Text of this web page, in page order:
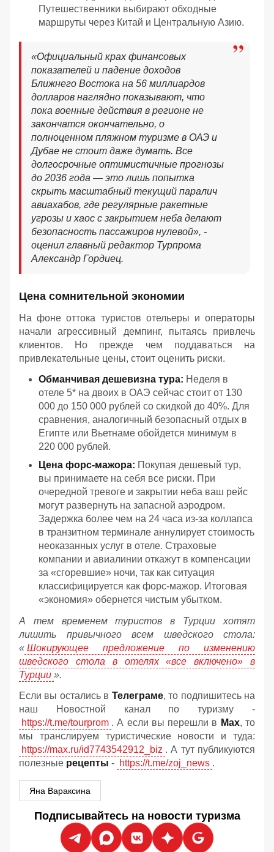
Путешественники выбирают обходные
маршруты через Китай и Центральную Азию.
«Официальный крах финансовых
показателей и падение доходов
Ближнего Востока на 56 миллиардов
долларов наглядно показывают, что
пока военные действия в регионе не
закончатся окончательно, о
полноценном пляжном туризме в ОАЭ и
Дубае не стоит даже думать. Все
долгосрочные оптимистичные прогнозы
до 2036 года — это лишь попытка
скрыть масштабный текущий паралич
авиахабов, где регулярные ракетные
угрозы и хаос с закрытием неба делают
безопасность пассажиров нулевой», -
оценил главный редактор Турпрома
Александр Гордиец.
Цена сомнительной экономии
На фоне оттока туристов отельеры и операторы
начали агрессивный демпинг, пытаясь привлечь
клиентов. Но прежде чем поддаваться на
привлекательные цены, стоит оценить риски.
Обманчивая дешевизна тура: Неделя в
отеле 5* на двоих в ОАЭ сейчас стоит от 130
000 до 150 000 рублей со скидкой до 40%. Для
сравнения, аналогичный безопасный отдых в
Египте или Вьетнаме обойдется минимум в
220 000 рублей.
Цена форс-мажора: Покупая дешевый тур,
вы принимаете на себя все риски. При
очередной тревоге и закрытии неба ваш рейс
могут развернуть на запасной аэродром.
Задержка более чем на 24 часа из-за коллапса
в транзитном терминале аннулирует стоимость
неоказанных услуг в отеле. Страховые
компании и авиалинии откажут в компенсации
за «сгоревшие» ночи, так как ситуация
классифицируется как форс-мажор. Итоговая
«экономия» обернется чистым убытком.
А тем временем туристов в Турции хотят
лишить привычного всем шведского стола:
« Шокирующее предложение по изменению
шведского стола в отелях «все включено» в
Турции ».
Если вы остались в Телеграме, то подпишитесь на
наш Новостной канал по туризму -
https://t.me/tourprom . А если вы перешли в Мах, то
мы транслируем туристические новости и туда:
https://max.ru/id7743542912_biz . А тут публикуются
полезные рецепты - https://t.me/zoj_news .
Яна Вараксина
Подписывайтесь на новости туризма